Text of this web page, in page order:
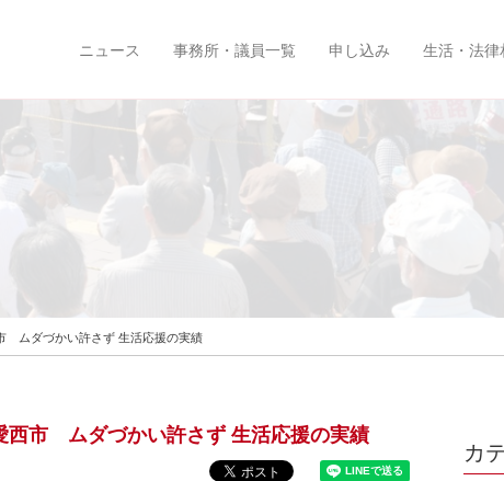
ニュース 事務所・議員一覧 申し込み 生活・法律
ムダづかい許さず 生活応援の実績
市 ムダづかい許さず 生活応援の実績
カ